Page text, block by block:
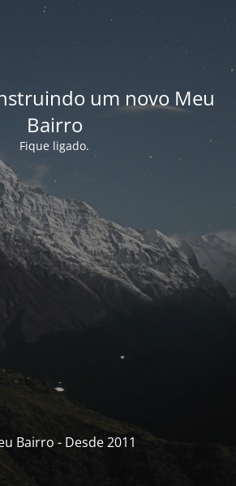
um novo Meu
Bairro
Fique ligado.
Bairro - Desde 2011